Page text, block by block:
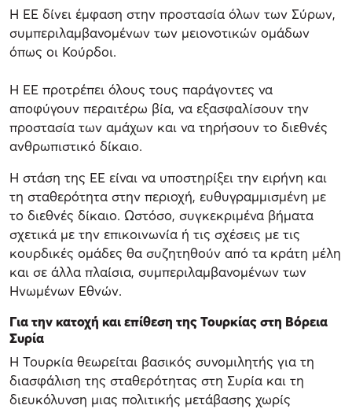
Η ΕΕ δίνει έμφαση στην προστασία όλων των Σύρων,
συμπεριλαμβανομένων των μειονοτικών ομάδων
όπως οι Κούρδοι.
Η ΕΕ προτρέπει όλους τους παράγοντες να
αποφύγουν περαιτέρω βία, να εξασφαλίσουν την
προστασία των αμάχων και να τηρήσουν το διεθνές
ανθρωπιστικό δίκαιο.
Η στάση της ΕΕ είναι να υποστηρίξει την ειρήνη και
τη σταθερότητα στην περιοχή, ευθυγραμμισμένη με
το διεθνές δίκαιο. Ωστόσο, συγκεκριμένα βήματα
σχετικά με την επικοινωνία ή τις σχέσεις με τις
κουρδικές ομάδες θα συζητηθούν από τα κράτη μέλη
και σε άλλα πλαίσια, συμπεριλαμβανομένων των
Ηνωμένων Εθνών.
Για την κατοχή και επίθεση της Τουρκίας στη Βόρεια
Συρία
Η Τουρκία θεωρείται βασικός συνομιλητής για τη
διασφάλιση της σταθερότητας στη Συρία και τη
διευκόλυνση μιας πολιτικής μετάβασης χωρίς